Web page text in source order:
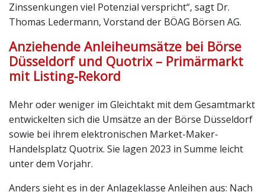
Zinssenkungen viel Potenzial verspricht“, sagt Dr.
Thomas Ledermann, Vorstand der BÖAG Börsen AG.
Anziehende Anleiheumsätze bei Börse
Düsseldorf und Quotrix – Primärmarkt
mit Listing-Rekord
Mehr oder weniger im Gleichtakt mit dem Gesamtmarkt
entwickelten sich die Umsätze an der Börse Düsseldorf
sowie bei ihrem elektronischen Market-Maker-
Handelsplatz Quotrix. Sie lagen 2023 in Summe leicht
unter dem Vorjahr.
Anders sieht es in der Anlageklasse Anleihen aus: Nach